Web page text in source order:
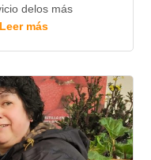
delos más
Leer más